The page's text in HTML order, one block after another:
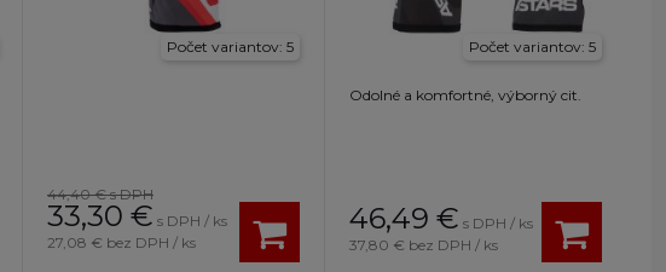
Počet variantov: 5
44,40 €s DPH
33,30 € s DPH / ks
27,08 € bez DPH / ks
Počet variantov: 5
Odolné a komfortné, výborný cit.
46,49 € s DPH / ks
37,80 € bez DPH / ks